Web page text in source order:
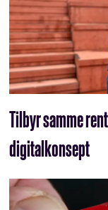
Tilbyr samme
digitalkonsept